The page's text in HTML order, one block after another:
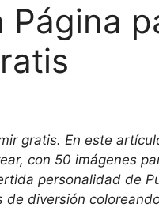
Página
gratis. En este
con 50 imágenes
personalidad de
diversión